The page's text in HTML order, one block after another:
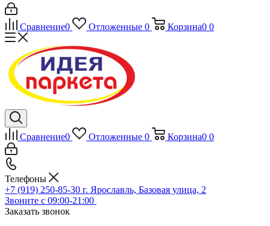
Сравнение0 Отложенные 0 Корзина0 0
Сравнение0 Отложенные 0 Корзина0 0
Телефоны
+7 (919) 250-85-30 г. Ярославль, Базовая улица, 2
Звоните с 09:00-21:00
Заказать звонок